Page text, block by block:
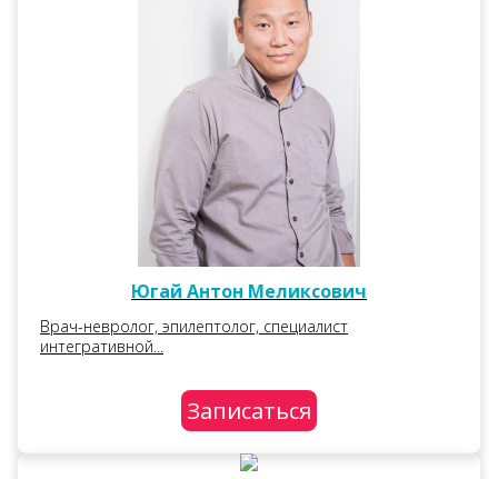
Югай Антон Меликсович
Врач-невролог, эпилептолог, специалист
интегративной...
Записаться